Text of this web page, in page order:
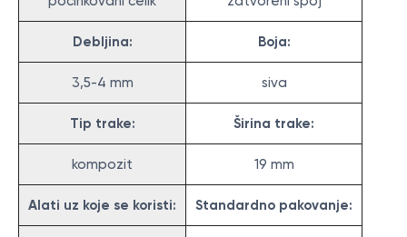
Debljina: Boja:
3,5-4 mm siva
Tip trake: Širina trake:
kompozit 19 mm
Alati uz koje se koristi: Standardno pakovanje: